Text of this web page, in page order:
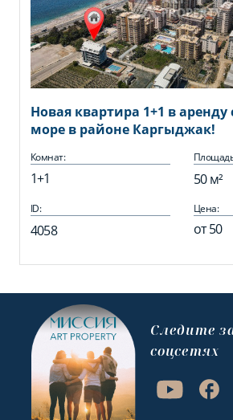
Новая квартира 1+1 в
море в районе Каргыджак!
Комнат:
1+1 50 м²
ID:
4058
Цена:
от50
Cледите
соцсетях